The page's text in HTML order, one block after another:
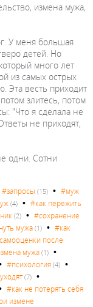
измена мужа,
У меня большая
детей. Но
много лет
из самых острых
Эта весть приходит
злитесь, потом
"Что я сделала не
не приходят,
одни. Сотни
#запросы (15) • #муж
(4) • #как пережить
(2) • #сохранение
мужа (1) • #как
после
мужа(1) •
#психология (4) •
(7) •
#как не потерять себя
измене